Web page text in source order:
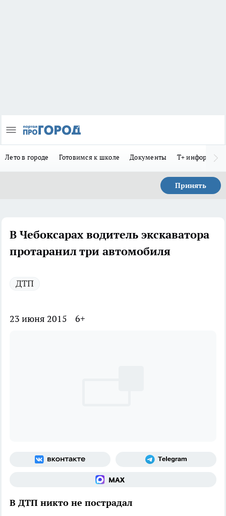
Лето в городе Готовимся к школе Документы Т+
Принять
В Чебоксарах водитель экскаватора
протаранил три автомобиля
ДТП
23 июня 2015 6+
В ДТП никто не пострадал